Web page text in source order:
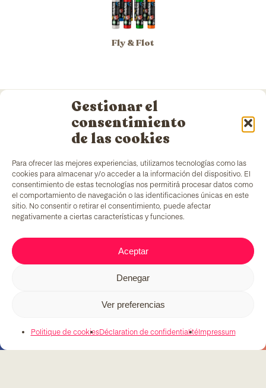
Gestionar el
consentimiento
de las cookies
Para ofrecer las mejores experiencias, utilizamos tecnologías como las
cookies para almacenar y/o acceder a la información del dispositivo. El
consentimiento de estas tecnologías nos permitirá procesar datos como
el comportamiento de navegación o las identificaciones únicas en este
sitio. No consentir o retirar el consentimiento, puede afectar
negativamente a ciertas características y funciones.
Aceptar
Denegar
Ver preferencias
Politique de cookiesDéclaration de confidentialitéImpressum
Fly & Flot
Barcelone et de son propre laboratoire pour la
création de peintures et d’adhésifs. Peintures à
marché : générer des emplois pour des groupes en
T. 679 08 57 58